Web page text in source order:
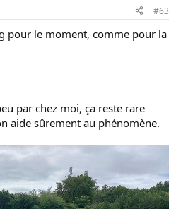
#63
pour le moment, comme pour la
par chez moi, ça reste rare
aide sûrement au phénomène.